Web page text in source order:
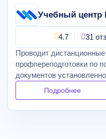
Учебный
4.7 31
Проводит
профпереподготовки по
документов
Подробнее